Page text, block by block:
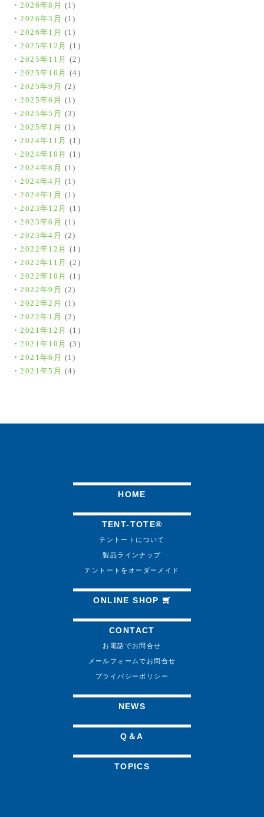
2026年8月
(1)
2026年3月
(1)
2026年1月
(1)
2025年12月
(1)
2025年11月
(2)
2025年10月
(4)
2025年9月
(2)
2025年6月
(1)
2025年5月
(3)
2025年1月
(1)
2024年11月
(1)
2024年10月
(1)
2024年8月
(1)
2024年4月
(1)
2024年1月
(1)
2023年12月
(1)
2023年6月
(1)
2023年4月
(2)
2022年12月
(1)
2022年11月
(2)
2022年10月
(1)
2022年9月
(2)
2022年2月
(1)
2022年1月
(2)
2021年12月
(1)
2021年10月
(3)
2021年6月
(1)
2021年5月
(4)
HOME
TENT-TOTE®
テントートについて
製品ラインナップ
テントートをオーダーメイド
ONLINE SHOP
CONTACT
お電話でお問合せ
メールフォームでお問合せ
プライバシーポリシー
NEWS
Q＆A
TOPICS